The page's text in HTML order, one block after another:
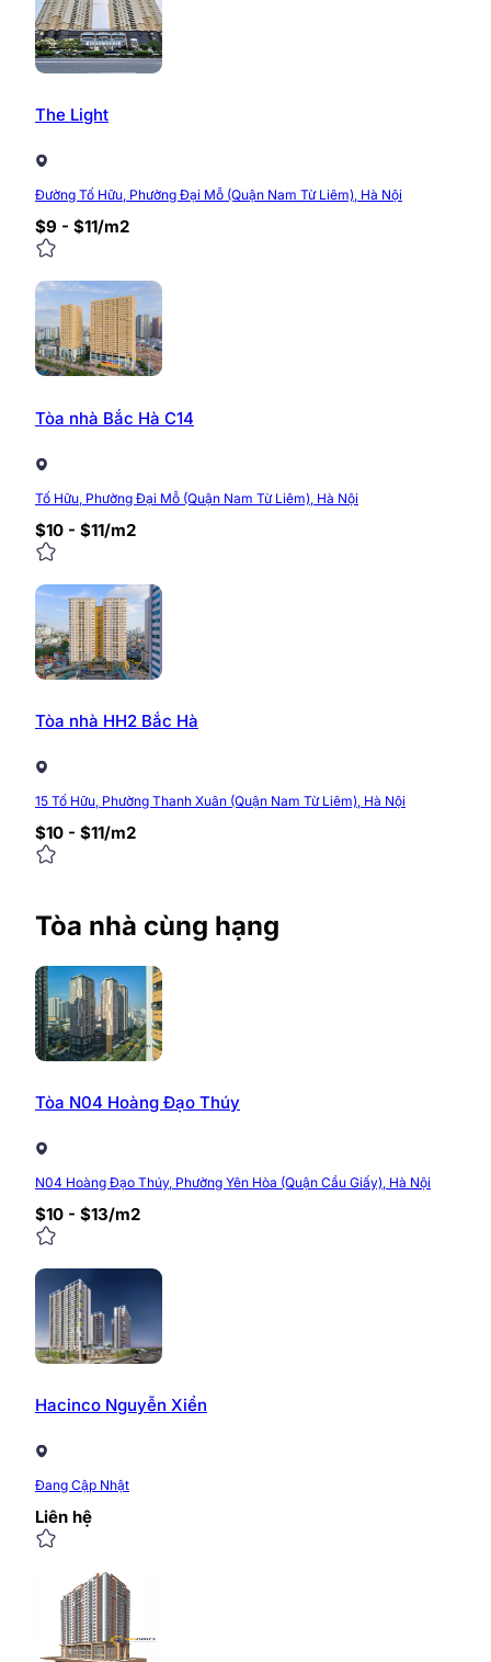
The Light
Đường Tố Hữu, Phường Đại Mỗ (Quận Nam Từ Liêm), Hà Nội
$9 - $11/m2
Tòa nhà Bắc Hà C14
Tố Hữu, Phường Đại Mỗ (Quận Nam Từ Liêm), Hà Nội
$10 - $11/m2
Tòa nhà HH2 Bắc Hà
15 Tố Hữu, Phường Thanh Xuân (Quận Nam Từ Liêm), Hà Nội
$10 - $11/m2
Tòa nhà cùng hạng
Tòa N04 Hoàng Đạo Thúy
N04 Hoàng Đạo Thúy, Phường Yên Hòa (Quận Cầu Giấy), Hà Nội
$10 - $13/m2
Hacinco Nguyễn Xiển
Đang Cập Nhật
Liên hệ